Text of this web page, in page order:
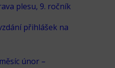
plesu, 9. ročník
přihlášek na
únor –